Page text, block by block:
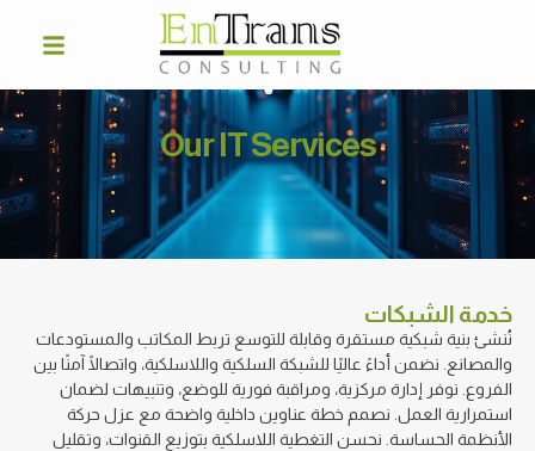
Our IT Services
خدمة الشبكات
نُنشئ بنية شبكية مستقرة وقابلة للتوسع تربط المكاتب والمستودعات
والمصانع. نضمن أداءً عاليًا للشبكة السلكية واللاسلكية، واتصالًا آمنًا بين
الفروع. نوفر إدارة مركزية، ومراقبة فورية للوضع، وتنبيهات لضمان
استمرارية العمل. نصمم خطة عناوين داخلية واضحة مع عزل حركة
الأنظمة الحساسة. نحسن التغطية اللاسلكية بتوزيع القنوات، وتقليل